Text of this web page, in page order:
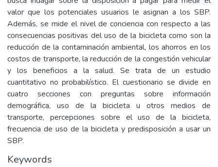
valor que los potenciales usuarios le asignan a los SBP.
Además, se mide el nivel de conciencia con respecto a las
consecuencias positivas del uso de la bicicleta como son la
reducción de la contaminación ambiental, los ahorros en los
costos de transporte, la reducción de la congestión vehicular
y los beneficios a la salud. Se trata de un estudio
cuantitativo no probabilístico. El cuestionario se divide en
cuatro secciones con preguntas sobre información
demográfica, uso de la bicicleta u otros medios de
transporte, percepciones sobre el uso de la bicicleta,
frecuencia de uso de la bicicleta y predisposición a usar un
SBP.
Keywords